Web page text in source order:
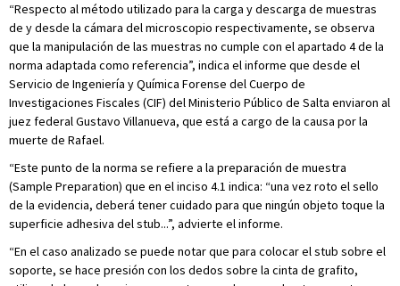
“Respecto al método utilizado para la carga y descarga de muestras
de y desde la cámara del microscopio respectivamente, se observa
que la manipulación de las muestras no cumple con el apartado 4 de la
norma adaptada como referencia”, indica el informe que desde el
Servicio de Ingeniería y Química Forense del Cuerpo de
Investigaciones Fiscales (CIF) del Ministerio Público de Salta enviaron al
juez federal Gustavo Villanueva, que está a cargo de la causa por la
muerte de Rafael.
“Este punto de la norma se refiere a la preparación de muestra
(Sample Preparation) que en el inciso 4.1 indica: “una vez roto el sello
de la evidencia, deberá tener cuidado para que ningún objeto toque la
superficie adhesiva del stub...”, advierte el informe.
“En el caso analizado se puede notar que para colocar el stub sobre el
soporte, se hace presión con los dedos sobre la cinta de grafito,